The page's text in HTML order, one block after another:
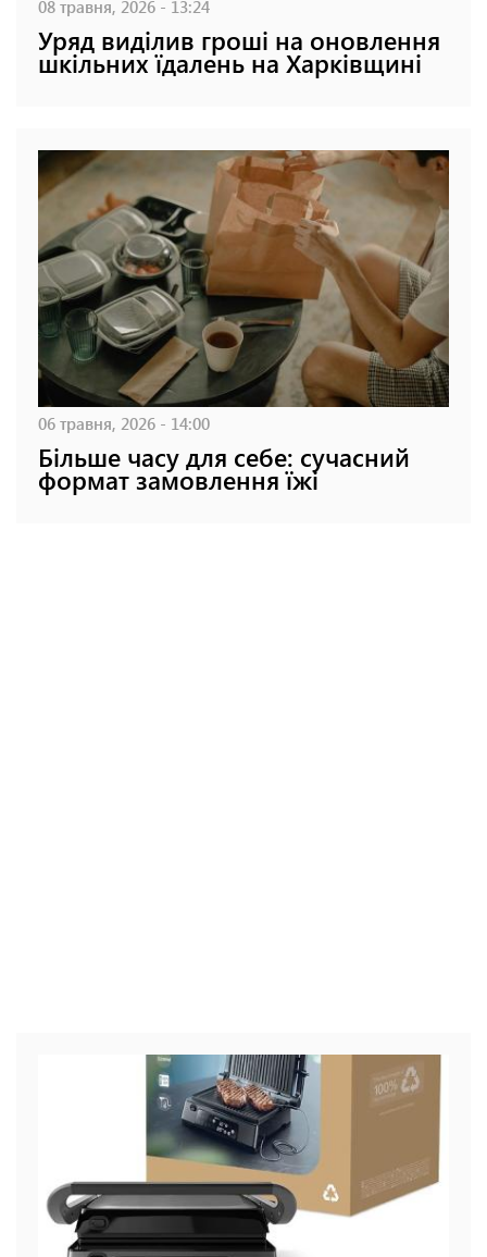
08 травня, 2026 - 13:24
Уряд виділив гроші на оновлення
шкільних їдалень на Харківщині
06 травня, 2026 - 14:00
Більше часу для себе: сучасний
формат замовлення їжі